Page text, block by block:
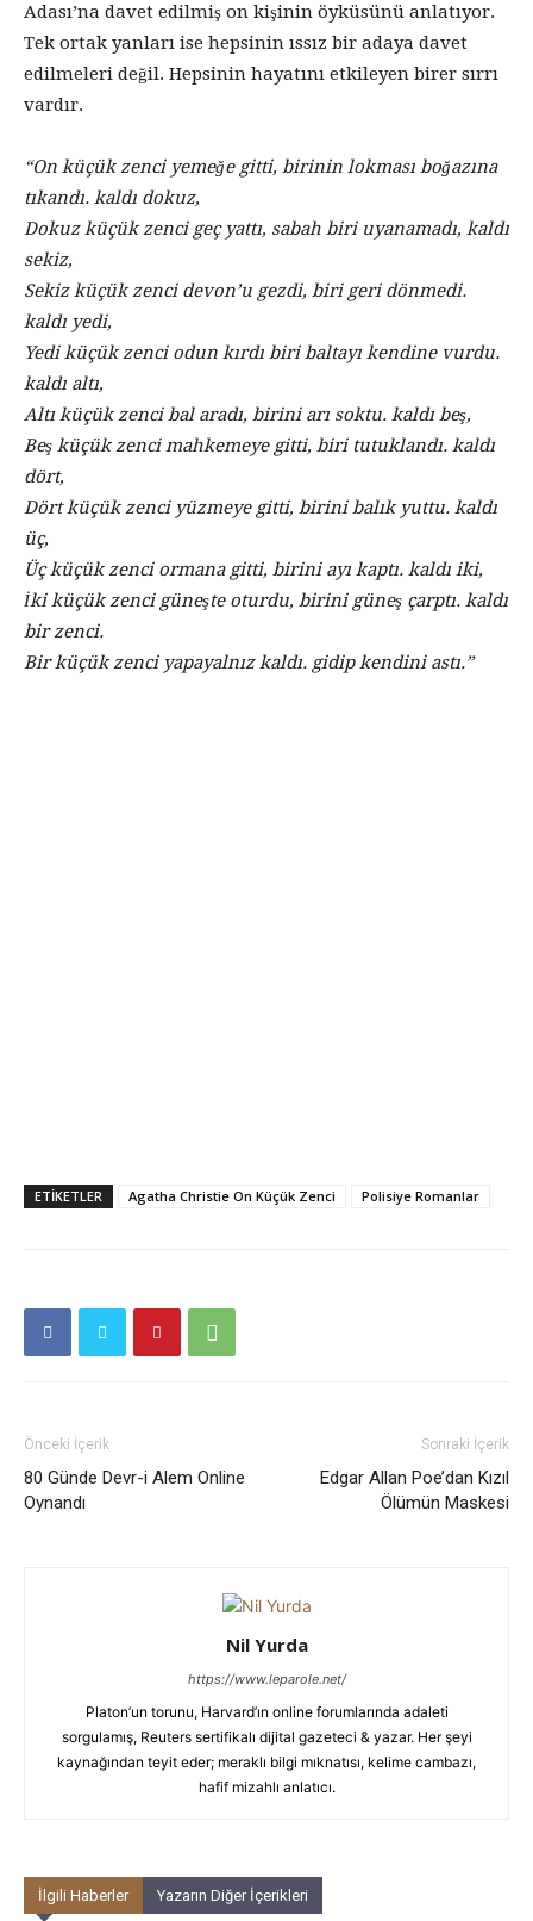
Adası’na davet edilmiş on kişinin öyküsünü anlatıyor.
Tek ortak yanları ise hepsinin ıssız bir adaya davet
edilmeleri değil. Hepsinin hayatını etkileyen birer sırrı
vardır.
“On küçük zenci yemeğe gitti, birinin lokması boğazına
tıkandı. kaldı dokuz,
Dokuz küçük zenci geç yattı, sabah biri uyanamadı, kaldı
sekiz,
Sekiz küçük zenci devon’u gezdi, biri geri dönmedi.
kaldı yedi,
Yedi küçük zenci odun kırdı biri baltayı kendine vurdu.
kaldı altı,
Altı küçük zenci bal aradı, birini arı soktu. kaldı beş,
Beş küçük zenci mahkemeye gitti, biri tutuklandı. kaldı
dört,
Dört küçük zenci yüzmeye gitti, birini balık yuttu. kaldı
üç,
Üç küçük zenci ormana gitti, birini ayı kaptı. kaldı iki,
İki küçük zenci güneşte oturdu, birini güneş çarptı. kaldı
bir zenci.
Bir küçük zenci yapayalnız kaldı. gidip kendini astı.”
ETIKETLER Agatha Christie On Küçük Zenci Polisiye Romanlar
Önceki İçerik
80 Günde Devr-i Alem Online
Oynandı
Sonraki İçerik
Edgar Allan Poe’dan Kızıl
Ölümün Maskesi
Nil Yurda
https://www.leparole.net/
Platon’un torunu, Harvard’ın online forumlarında adaleti
sorgulamış, Reuters sertifikalı dijital gazeteci & yazar. Her şeyi
kaynağından teyit eder; meraklı bilgi mıknatısı, kelime cambazı,
hafif mizahlı anlatıcı.
İlgili Haberler Yazarın Diğer İçerikleri